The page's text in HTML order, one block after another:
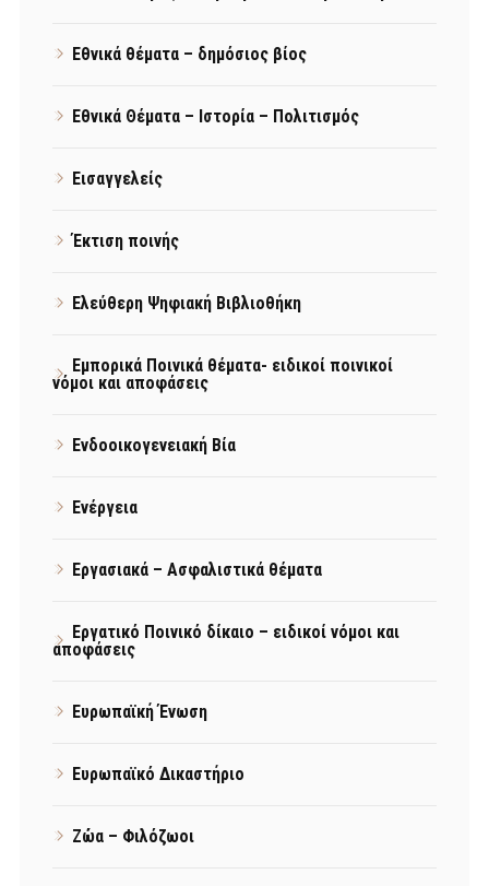
Εθνικά θέματα – δημόσιος βίος
Εθνικά Θέματα – Ιστορία – Πολιτισμός
Εισαγγελείς
Έκτιση ποινής
Ελεύθερη Ψηφιακή Βιβλιοθήκη
Εμπορικά Ποινικά θέματα- ειδικοί ποινικοί
νόμοι και αποφάσεις
Ενδοοικογενειακή Βία
Ενέργεια
Εργασιακά – Ασφαλιστικά θέματα
Εργατικό Ποινικό δίκαιο – ειδικοί νόμοι και
αποφάσεις
Ευρωπαϊκή Ένωση
Ευρωπαϊκό Δικαστήριο
Ζώα – Φιλόζωοι